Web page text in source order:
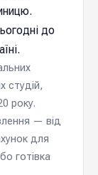
до
студій,
року.
— від
для
готівка